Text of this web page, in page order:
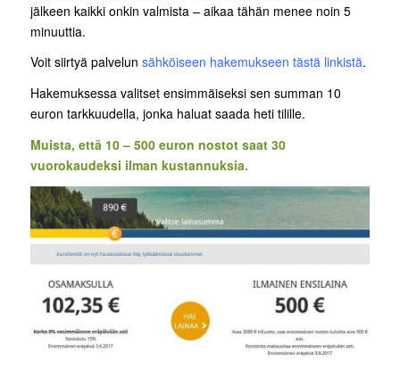
jälkeen kaikki onkin valmista – aikaa tähän menee noin 5
minuuttia.
Voit siirtyä palvelun sähköiseen hakemukseen tästä linkistä.
Hakemuksessa valitset ensimmäiseksi sen summan 10
euron tarkkuudella, jonka haluat saada heti tilille.
Muista, että 10 – 500 euron nostot saat 30
vuorokaudeksi ilman kustannuksia.